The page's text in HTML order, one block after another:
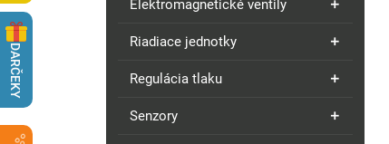
Elektromagnetické ventily
Riadiace jednotky
Regulácia tlaku
Senzory
DARČEKY